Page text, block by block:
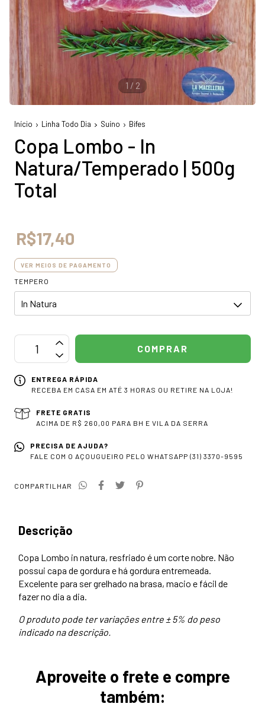
1 / 2
Início Linha Todo Dia Suíno Bifes
Copa Lombo - In
Natura/Temperado | 500g
Total
R$17,40
VER MEIOS DE PAGAMENTO
TEMPERO
ENTREGA RÁPIDA
RECEBA EM CASA EM ATÉ 3 HORAS OU RETIRE NA LOJA!
FRETE GRATIS
ACIMA DE R$ 260,00 PARA BH E VILA DA SERRA
PRECISA DE AJUDA?
FALE COM O AÇOUGUEIRO PELO WHATSAPP (31) 3370-9595
COMPARTILHAR
Descrição
Copa Lombo in natura, resfriado é um corte nobre. Não
possui capa de gordura e há gordura entremeada.
Excelente para ser grelhado na brasa, macio e fácil de
fazer no dia a dia.
O produto pode ter variações entre ± 5% do peso
indicado na descrição.
Aproveite o frete e compre
também: